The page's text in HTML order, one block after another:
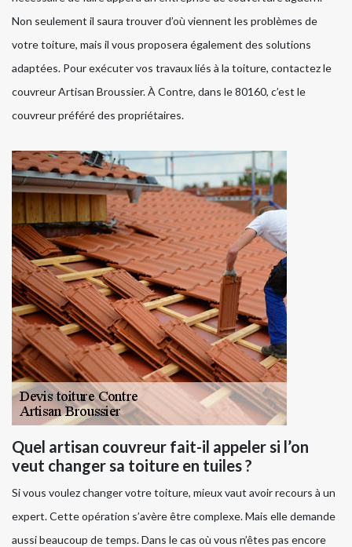
Non seulement il saura trouver d’où viennent les problèmes de
votre toiture, mais il vous proposera également des solutions
adaptées. Pour exécuter vos travaux liés à la toiture, contactez le
couvreur Artisan Broussier. À Contre, dans le 80160, c’est le
couvreur préféré des propriétaires.
Quel artisan couvreur fait-il appeler si l’on
veut changer sa toiture en tuiles ?
Si vous voulez changer votre toiture, mieux vaut avoir recours à un
expert. Cette opération s’avère être complexe. Mais elle demande
aussi beaucoup de temps. Dans le cas où vous n’êtes pas encore